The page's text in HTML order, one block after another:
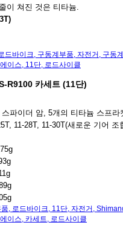
이 쳐진 것은 티타늄.
드바이크, 구동계부품, 자전거, 구동계
이스, 11단, 로드사이클
R9100 카세트 (11단)
파이더 암, 5개의 티타늄 스프라
11-28T, 11-30T(새로운 기어 조
, 로드바이크, 11단, 자전거 ,
이스, 카세트, 로드사이클